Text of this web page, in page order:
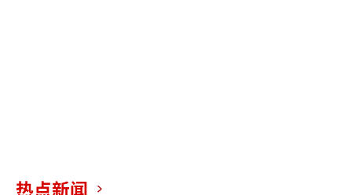
温和派候选人金文洙，但该党支持率较低，且
热点新闻